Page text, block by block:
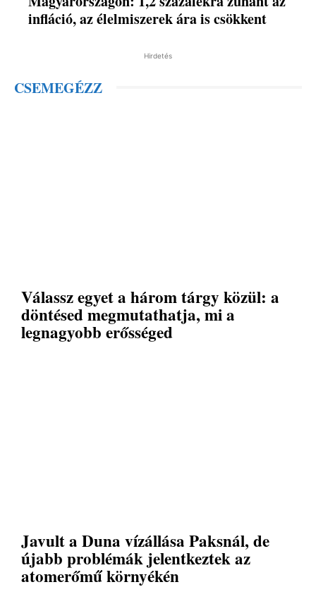
infláció, az élelmiszerek ára is csökkent
Hirdetés
CSEMEGÉZZ
Válassz egyet a három tárgy közül: a
döntésed megmutathatja, mi a
legnagyobb erősséged
Javult a Duna vízállása Paksnál, de
újabb problémák jelentkeztek az
atomerőmű környékén